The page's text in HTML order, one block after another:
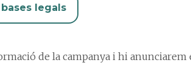
legals
de la campanya i hi anunciarem